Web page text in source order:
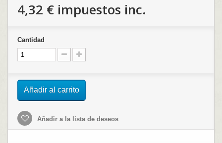
4,32 € impuestos inc.
Cantidad
Añadir al carrito
Añadir a la lista de deseos